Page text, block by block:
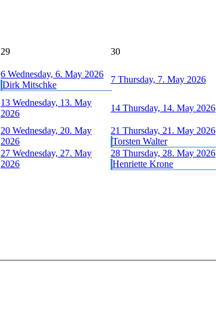
29 30
6 Wednesday, 6. May 2026
Dirk Mitschke
7 Thursday, 7. May 2026
13 Wednesday, 13. May
2026
14 Thursday, 14. May 2026
20 Wednesday, 20. May
2026
21 Thursday, 21. May 2026
Torsten Walter
27 Wednesday, 27. May
2026
28 Thursday, 28. May 2026
Henriette Krone